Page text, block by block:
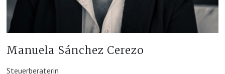
Manuela Sánchez Cerezo
Steuerberaterin